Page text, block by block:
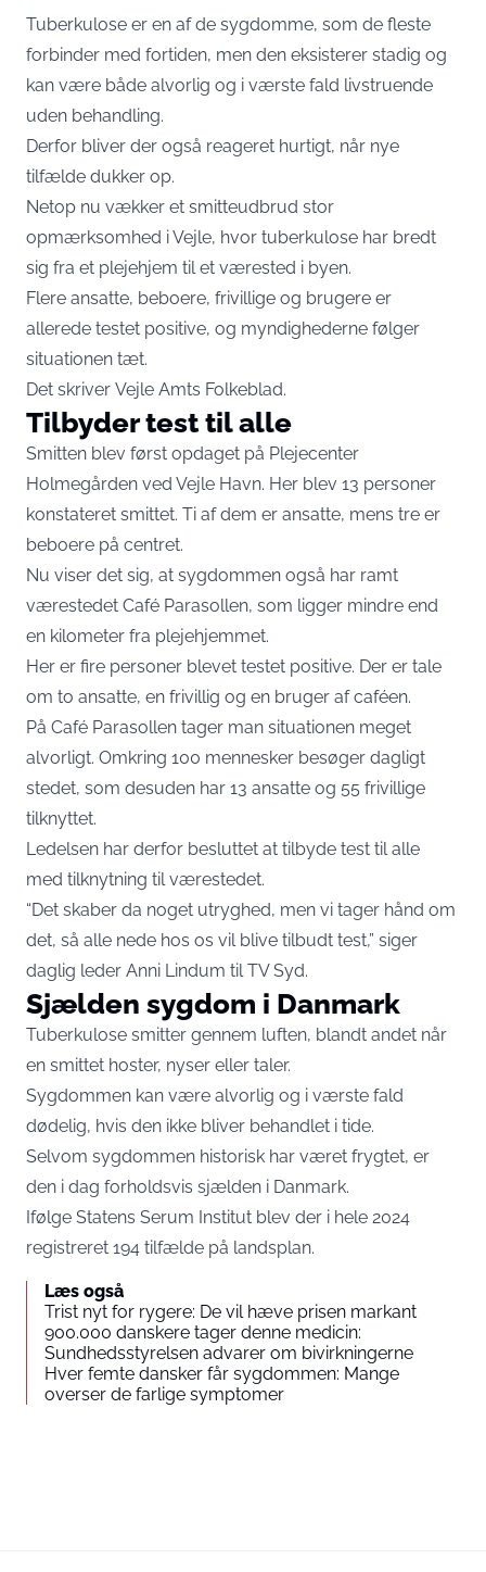
Tuberkulose er en af de sygdomme, som de fleste
forbinder med fortiden, men den eksisterer stadig og
kan være både alvorlig og i værste fald livstruende
uden behandling.
Derfor bliver der også reageret hurtigt, når nye
tilfælde dukker op.
Netop nu vækker et smitteudbrud stor
opmærksomhed i Vejle, hvor tuberkulose har bredt
sig fra et plejehjem til et værested i byen.
Flere ansatte, beboere, frivillige og brugere er
allerede testet positive, og myndighederne følger
situationen tæt.
Det skriver Vejle Amts Folkeblad.
Tilbyder test til alle
Smitten blev først opdaget på Plejecenter
Holmegården ved Vejle Havn. Her blev 13 personer
konstateret smittet. Ti af dem er ansatte, mens tre er
beboere på centret.
Nu viser det sig, at sygdommen også har ramt
værestedet Café Parasollen, som ligger mindre end
en kilometer fra plejehjemmet.
Her er fire personer blevet testet positive. Der er tale
om to ansatte, en frivillig og en bruger af caféen.
På Café Parasollen tager man situationen meget
alvorligt. Omkring 100 mennesker besøger dagligt
stedet, som desuden har 13 ansatte og 55 frivillige
tilknyttet.
Ledelsen har derfor besluttet at tilbyde test til alle
med tilknytning til værestedet.
“Det skaber da noget utryghed, men vi tager hånd om
det, så alle nede hos os vil blive tilbudt test,” siger
daglig leder Anni Lindum tilTV Syd.
Sjælden sygdom i Danmark
Tuberkulose smitter gennem luften, blandt andet når
en smittet hoster, nyser eller taler.
Sygdommen kan være alvorlig og i værste fald
dødelig, hvis den ikke bliver behandlet i tide.
Selvom sygdommen historisk har været frygtet, er
den i dag forholdsvis sjælden i Danmark.
Ifølge Statens Serum Institut blev der i hele 2024
registreret 194 tilfælde på landsplan.
Læs også
Trist nyt for rygere: De vil hæve prisen markant
900.000 danskere tager denne medicin:
Sundhedsstyrelsen advarer om bivirkningerne
Hver femte dansker får sygdommen: Mange
overser de farlige symptomer